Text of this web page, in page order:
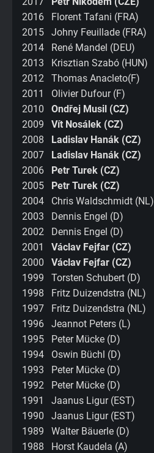
2016
Florent Tafani (FRA)
2015
Johny Feuillade (FRA)
2014
René Mandel (DEU)
2013
Krisztian Szabó (HUN)
2012
Thomas Anacleto(F)
2011
Olivier Dufour (F)
2010
Ondřej Musil (CZ)
2009
Vít Nosálek (CZ)
2008
Ladislav Hanák (CZ)
2007
Ladislav Hanák (CZ)
2006
Petr Turek (CZ)
2005
Petr Turek (CZ)
2004
Chris Waldschmidt (NL)
2003
Dennis Engel (D)
2002
Dennis Engel (D)
2001
Václav Fejfar (CZ)
2000
Václav Fejfar (CZ)
1999
Torsten Schubert (D)
1998
Fritz Duizendstra (NL)
1997
Fritz Duizendstra (NL)
1996
Jeannot Peters (L)
1995
Peter Mücke (D)
1994
Oswin Büchl (D)
1993
Peter Mücke (D)
1992
Peter Mücke (D)
1991
Jaanus Ligur (EST)
1990
Jaanus Ligur (EST)
1989
Walter Bäuerle (D)
1988
Horst Kaudela (A)